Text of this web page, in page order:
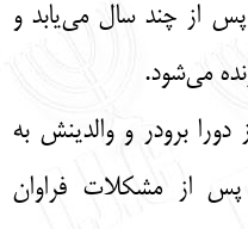
از چند سال می‌یابد و
می‌شود.
دورا برودر و والدینش به
پس از مشکلات فراوان